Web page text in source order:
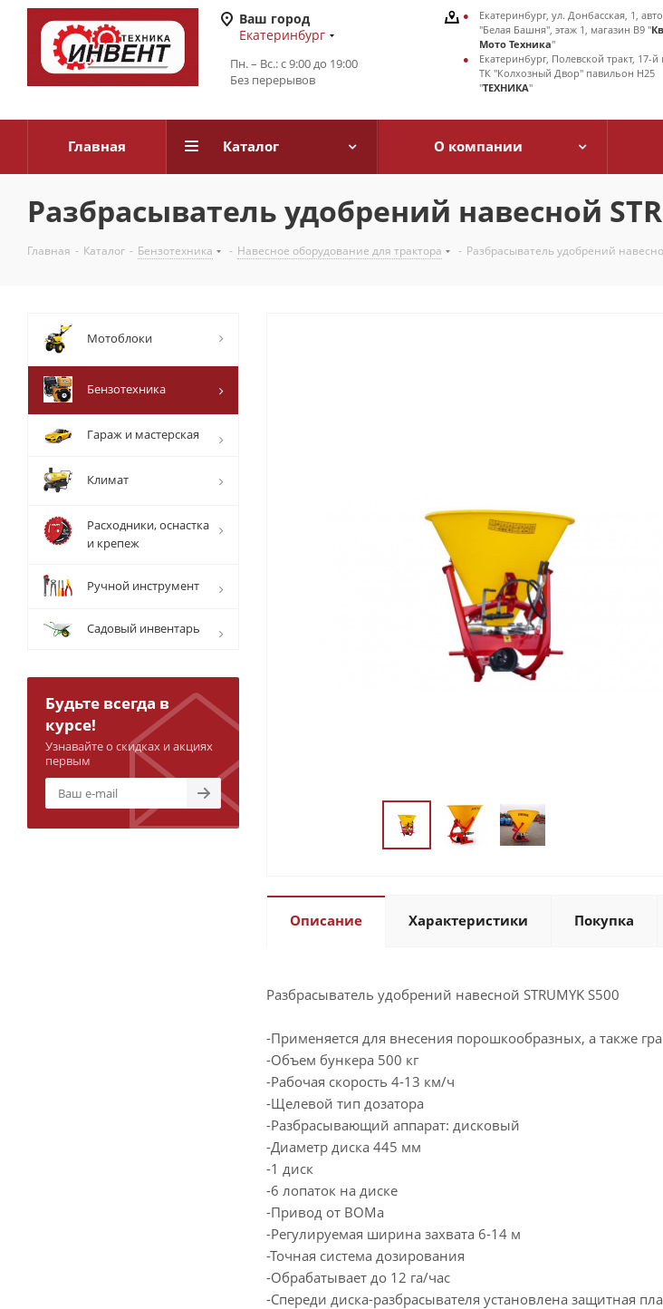
Ваш город
Екатеринбург
Пн. – Вс.: с 9:00 до 19:00
Без перерывов
Екатеринбург, ул. Донбасская, 1,
"Белая Башня", этаж 1, магазин В9 "
Мото Техника"
Екатеринбург, Полевской тракт, 17-й
ТК "Колхозный Двор" павильон Н25
"ТЕХНИКА"
Главная Каталог О компании
Разбрасыватель удобрений навесной
Главная - Каталог - Бензотехника - Навесное оборудование для трактора - Разбрасыватель удобрений
Описание Характеристики Покупка
Разбрасыватель удобрений навесной STRUMYK S500
-Применяется для внесения порошкообразных, а также
-Объем бункера 500 кг
-Рабочая скорость 4-13 км/ч
-Щелевой тип дозатора
-Разбрасывающий аппарат: дисковый
-Диаметр диска 445 мм
-1 диск
-6 лопаток на диске
-Привод от ВОМа
-Регулируемая ширина захвата 6-14 м
-Точная система дозирования
-Обрабатывает до 12 га/час
-Спереди диска-разбрасывателя установлена защитная
Мотоблоки
Бензотехника
Гараж и мастерская
Климат
Расходники, оснастка
и крепеж
Ручной инструмент
Садовый инвентарь
Будьте всегда в
курсе!
Узнавайте о скидках и акциях
первым